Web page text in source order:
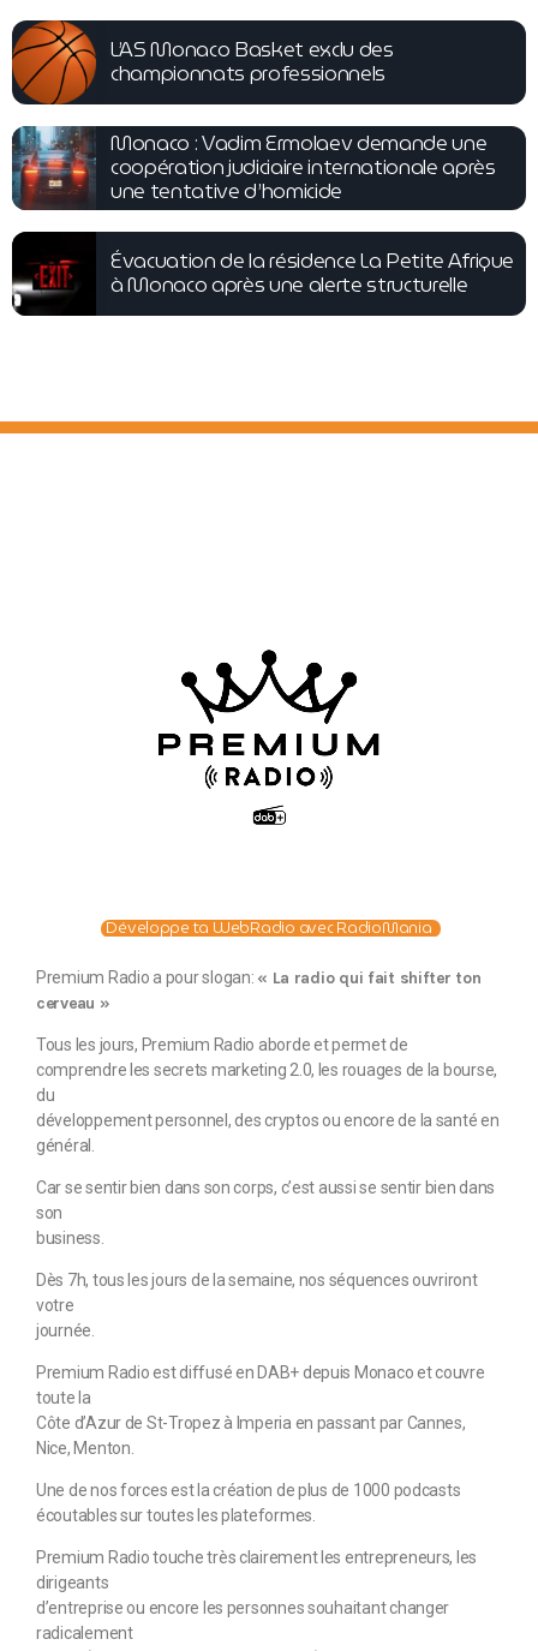
L’AS Monaco Basket exclu des
championnats professionnels
Monaco : Vadim Ermolaev demande une
coopération judiciaire internationale après
une tentative d’homicide
Évacuation de la résidence La Petite Afrique
à Monaco après une alerte structurelle
Développe ta WebRadio avec RadioMania
Premium Radio a pour slogan: « La radio qui fait shifter ton
cerveau »
Tous les jours, Premium Radio aborde et permet de
comprendre les secrets marketing 2.0, les rouages de la bourse,
du
développement personnel, des cryptos ou encore de la santé en
général.
Car se sentir bien dans son corps, c’est aussi se sentir bien dans
son
business.
Dès 7h, tous les jours de la semaine, nos séquences ouvriront
votre
journée.
Premium Radio est diffusé en DAB+ depuis Monaco et couvre
toute la
Côte d’Azur de St-Tropez à Imperia en passant par Cannes,
Nice, Menton.
Une de nos forces est la création de plus de 1000 podcasts
écoutables sur toutes les plateformes.
Premium Radio touche très clairement les entrepreneurs, les
dirigeants
d’entreprise ou encore les personnes souhaitant changer
radicalement